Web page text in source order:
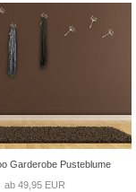
Garderobe Pusteblume
ab 49,95 EUR